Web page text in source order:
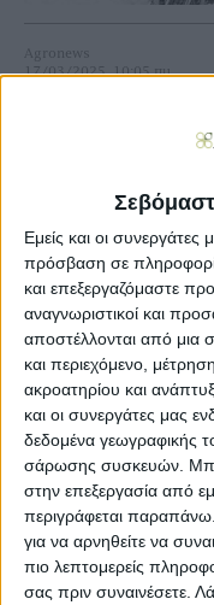
Εμείς και οι
πρόσβαση σε
και επεξεργαζόμαστε
αναγνωριστικοί και
αποστέλλονται από μια
και περιεχόμενο,
ακροατηρίου και
και οι συνεργάτες μας
δεδομένα γεωγραφικής
σάρωσης συσκευών.
στην επεξεργασία από
περιγράφεται παραπάνω.
για να αρνηθείτε να
πιο λεπτομερείς
σας πριν συναινέσετε.
Agronews
17/03/2025, 10:05 πμ
Δεν είχαμε κάποια
μικροαλλαγές όπου η
αντίδραση στο
στήριξης που
δολαρίου. Εν τω
Δεκεμβρίου ’25
σεντς ανά λίμπρα
Μαΐου ’25,
δυσκολότερη η
Ελληνική αγορά
Το χρηματιστήριο
το οποίο και μείωσε
τα οποία πρωτύτερα
άμεσες ανάγκες τους.
μην είναι και τόσα